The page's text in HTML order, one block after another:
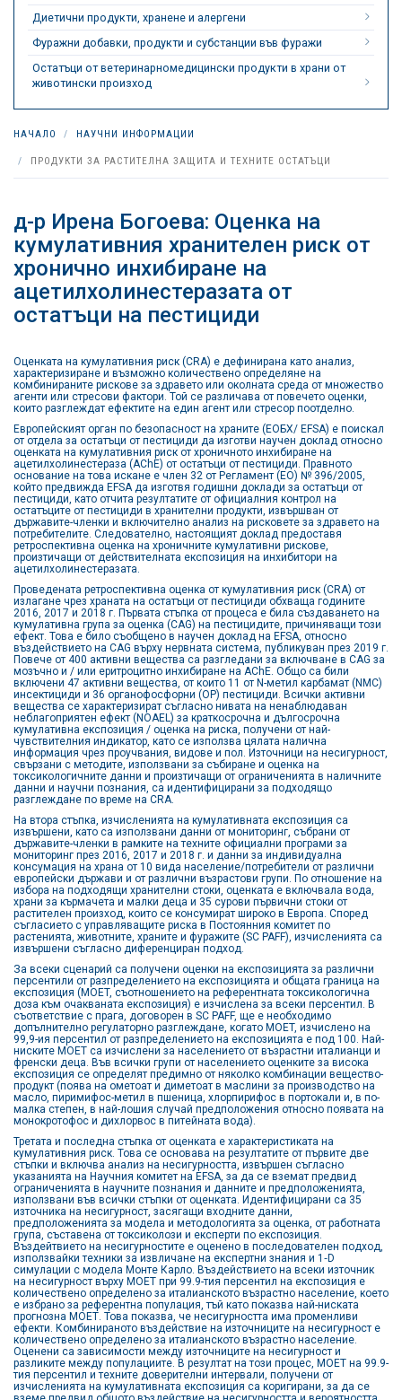
Диетични продукти, хранене и алергени
Фуражни добавки, продукти и субстанции във фуражи
Остатъци от ветеринарномедицински продукти в храни от
животински произход
НАЧАЛО НАУЧНИ ИНФОРМАЦИИ
ПРОДУКТИ ЗА РАСТИТЕЛНА ЗАЩИТА И ТЕХНИТЕ ОСТАТЪЦИ
д-р Ирена Богоева: Оценка на
кумулативния хранителен риск от
хронично инхибиране на
ацетилхолинестеразата от
остатъци на пестициди
Оценката на кумулативния риск (CRA) е дефинирана като анализ,
характеризиране и възможно количествено определяне на
комбинираните рискове за здравето или околната среда от множество
агенти или стресови фактори. Той се различава от повечето оценки,
които разглеждат ефектите на един агент или стресор поотделно.
Европейският орган по безопасност на храните (ЕОБХ/ EFSA) е поискал
от отдела за остатъци от пестициди да изготви научен доклад относно
оценката на кумулативния риск от хроничното инхибиране на
ацетилхолинестераза (AChE) от остатъци от пестициди. Правното
основание на това искане е член 32 от Регламент (ЕО) № 396/2005,
който предвижда EFSA да изготвя годишни доклади за остатъци от
пестициди, като отчита резултатите от официалния контрол на
остатъците от пестициди в хранителни продукти, извършван от
държавите-членки и включително анализ на рисковете за здравето на
потребителите. Следователно, настоящият доклад предоставя
ретроспективна оценка на хроничните кумулативни рискове,
произтичащи от действителната експозиция на инхибитори на
ацетилхолинестеразата.
Проведената ретроспективна оценка от кумулативния риск (CRA) от
излагане чрез храната на остатъци от пестициди обхваща годините
2016, 2017 и 2018 г. Първата стъпка от процеса е била създаването на
кумулативна група за оценка (CAG) на пестицидите, причиняващи този
ефект. Това е било съобщено в научен доклад на EFSA, относно
въздействието на CAG върху нервната система, публикуван през 2019 г.
Повече от 400 активни вещества са разгледани за включване в CAG за
мозъчно и / или еритроцитно инхибиране на AChE. Общо са били
включени 47 активни вещества, от които 11 от N-метил карбамат (NMC)
инсектициди и 36 органофосфорни (OP) пестициди. Всички активни
вещества се характеризират съгласно нивата на ненаблюдаван
неблагоприятен ефект (NOAEL) за краткосрочна и дългосрочна
кумулативна експозиция / оценка на риска, получени от най-
чувствителния индикатор, като се използва цялата налична
информация чрез проучвания, видове и пол. Източници на несигурност,
свързани с методите, използвани за събиране и оценка на
токсикологичните данни и произтичащи от ограниченията в наличните
данни и научни познания, са идентифицирани за подходящо
разглеждане по време на CRA.
На втора стъпка, изчисленията на кумулативната експозиция са
извършени, като са използвани данни от мониторинг, събрани от
държавите-членки в рамките на техните официални програми за
мониторинг през 2016, 2017 и 2018 г. и данни за индивидуална
консумация на храна от 10 вида население/потребители от различни
европейски държави и от различни възрастови групи. По отношение на
избора на подходящи хранителни стоки, оценката е включвала вода,
храни за кърмачета и малки деца и 35 сурови първични стоки от
растителен произход, които се консумират широко в Европа. Според
съгласието с управляващите риска в Постоянния комитет по
растенията, животните, храните и фуражите (SC PAFF), изчисленията са
извършени съгласно диференциран подход.
За всеки сценарий са получени оценки на експозицията за различни
персентили от разпределението на експозицията и общата граница на
експозиция (MOET, съотношението на референтната токсикологична
доза към очакваната експозиция) е изчислена за всеки персентил. В
съответствие с прага, договорен в SC PAFF, ще е необходимо
допълнително регулаторно разглеждане, когато MOET, изчислено на
99,9-ия персентил от разпределението на експозицията е под 100. Най-
ниските MOET са изчислени за населението от възрастни италианци и
френски деца. Във всички групи от населението оценките за висока
експозиция се определят предимно от няколко комбинации вещество-
продукт (поява на ометоат и диметоат в маслини за производство на
масло, пиримифос-метил в пшеница, хлорпирифос в портокали и, в по-
малка степен, в най-лошия случай предположения относно появата на
монокротофос и дихлорвос в питейната вода).
Третата и последна стъпка от оценката е характеристиката на
кумулативния риск. Това се основава на резултатите от първите две
стъпки и включва анализ на несигурността, извършен съгласно
указанията на Научния комитет на EFSA, за да се вземат предвид
ограниченията в научните познания и данните и предположенията,
използвани във всички стъпки от оценката. Идентифицирани са 35
източника на несигурност, засягащи входните данни,
предположенията за модела и методологията за оценка, от работната
група, съставена от токсиколози и експерти по експозиция.
Въздейтвието на несигурностите е оценено в последователен подход,
използвайки техники за извличане на експертни знания и 1‐D
симулации с модела Монте Карло. Въздействието на всеки източник
на несигурност върху МОЕТ при 99.9-тия персентил на експозиция е
количествено определено за италианското възрастно население, което
е избрано за референтна популация, тъй като показва най-ниската
прогнозна МОЕТ. Това показва, че несигурността има променливи
ефекти. Комбинираното въздействие на източниците на несигурност е
количествено определено за италианското възрастно население.
Оценени са зависимости между източниците на несигурност и
разликите между популациите. В резултат на този процес, МОЕТ на 99.9-
тия персентил и техните доверителни интервали, получени от
изчисленията на кумулативната експозиция са коригирани, за да се